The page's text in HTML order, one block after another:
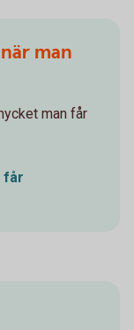
man
man får
får